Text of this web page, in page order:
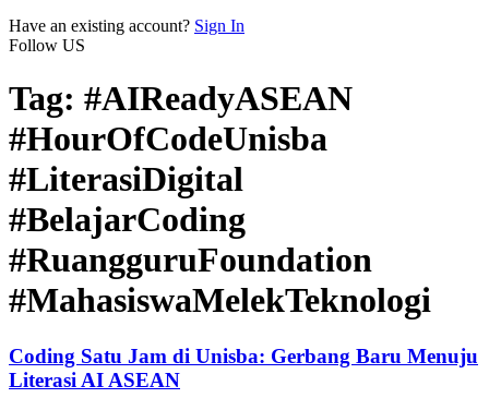
Have an existing account? Sign In
Follow US
Tag: #AIReadyASEAN
#HourOfCodeUnisba
#LiterasiDigital
#BelajarCoding
#RuangguruFoundation
#MahasiswaMelekTeknologi
Coding Satu Jam di Unisba: Gerbang Baru Menuju
Literasi AI ASEAN